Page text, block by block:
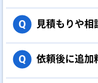
Q 見積もりや相
Q 依頼後に追加